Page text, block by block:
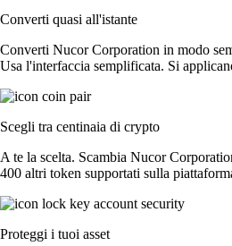
Converti quasi all'istante
Converti Nucor Corporation in modo
Usa l'interfaccia semplificata. Si
Scegli tra centinaia di crypto
A te la scelta. Scambia Nucor
400 altri token supportati sulla
Proteggi i tuoi asset